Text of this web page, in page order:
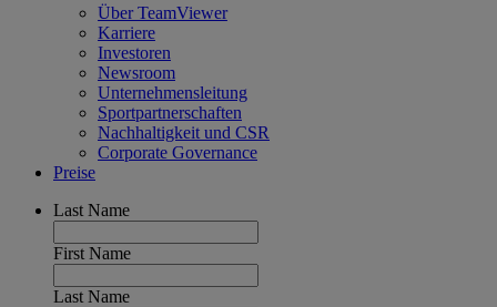
Über TeamViewer
Karriere
Investoren
Newsroom
Unternehmensleitung
Sportpartnerschaften
Nachhaltigkeit und CSR
Corporate Governance
Preise
Last Name
First Name
Last Name